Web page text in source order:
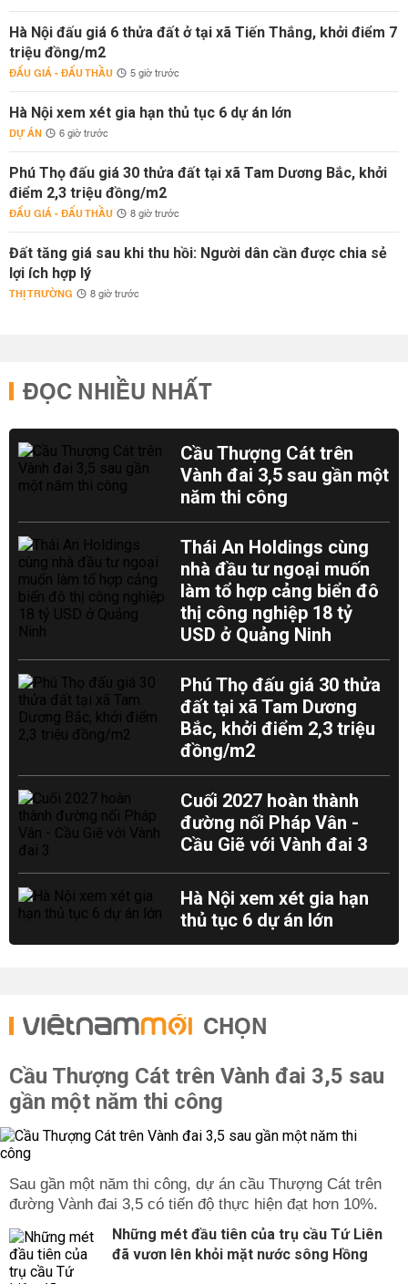
Hà Nội đấu giá 6 thửa đất ở tại xã Tiến Thắng, khởi điểm 7
triệu đồng/m2
ĐẤU GIÁ - ĐẤU THẦU 5 giờ trước
Hà Nội xem xét gia hạn thủ tục 6 dự án lớn
DỰ ÁN 6 giờ trước
Phú Thọ đấu giá 30 thửa đất tại xã Tam Dương Bắc, khởi
điểm 2,3 triệu đồng/m2
ĐẤU GIÁ - ĐẤU THẦU 8 giờ trước
Đất tăng giá sau khi thu hồi: Người dân cần được chia sẻ
lợi ích hợp lý
THỊ TRƯỜNG 8 giờ trước
ĐỌC NHIỀU NHẤT
Cầu Thượng Cát trên
Vành đai 3,5 sau gần một
năm thi công
Thái An Holdings cùng
nhà đầu tư ngoại muốn
làm tổ hợp cảng biển đô
thị công nghiệp 18 tỷ
USD ở Quảng Ninh
Phú Thọ đấu giá 30 thửa
đất tại xã Tam Dương
Bắc, khởi điểm 2,3 triệu
đồng/m2
Cuối 2027 hoàn thành
đường nối Pháp Vân -
Cầu Giẽ với Vành đai 3
Hà Nội xem xét gia hạn
thủ tục 6 dự án lớn
CHỌN
Cầu Thượng Cát trên Vành đai 3,5 sau
gần một năm thi công
Sau gần một năm thi công, dự án cầu Thượng Cát trên
đường Vành đai 3,5 có tiến độ thực hiện đạt hơn 10%.
Những mét đầu tiên của trụ cầu Tứ Liên
đã vươn lên khỏi mặt nước sông Hồng